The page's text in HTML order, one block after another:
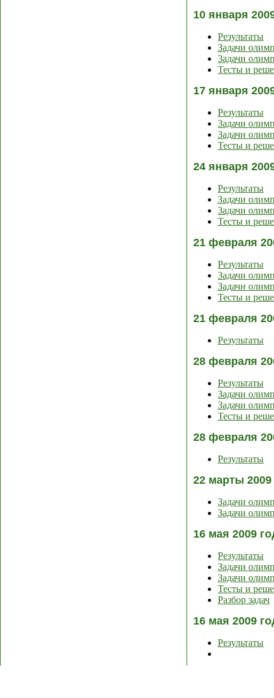
10 января
Результаты
Задачи
Задачи
Тесты и
17 января
Результаты
Задачи
Задачи
Тесты и
24 января
Результаты
Задачи
Задачи
Тесты и
21 февраля
Результаты
Задачи
Задачи
Тесты и
21 февраля
Результаты
28 февраля
Результаты
Задачи
Задачи
Тесты и
28 февраля
Результаты
22 марты
Задачи
Задачи
16 мая 2009
Результаты
Задачи
Задачи
Тесты и
Разбор задач
16 мая 2009
Результаты